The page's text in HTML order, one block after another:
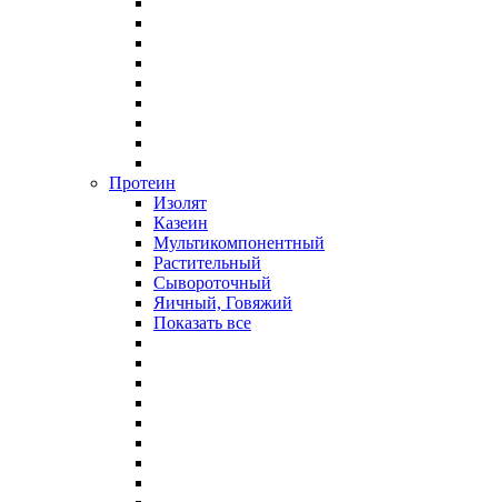
Протеин
Изолят
Казеин
Мультикомпонентный
Растительный
Сывороточный
Яичный, Говяжий
Показать все